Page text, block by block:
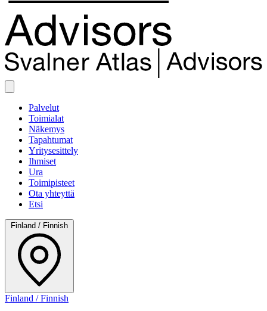
Palvelut
Toimialat
Näkemys
Tapahtumat
Yritysesittely
Ihmiset
Ura
Toimipisteet
Ota yhteyttä
Etsi
Finland / Finnish
Finland / Finnish